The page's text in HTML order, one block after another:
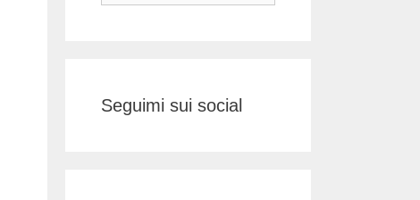
Seguimi sui social